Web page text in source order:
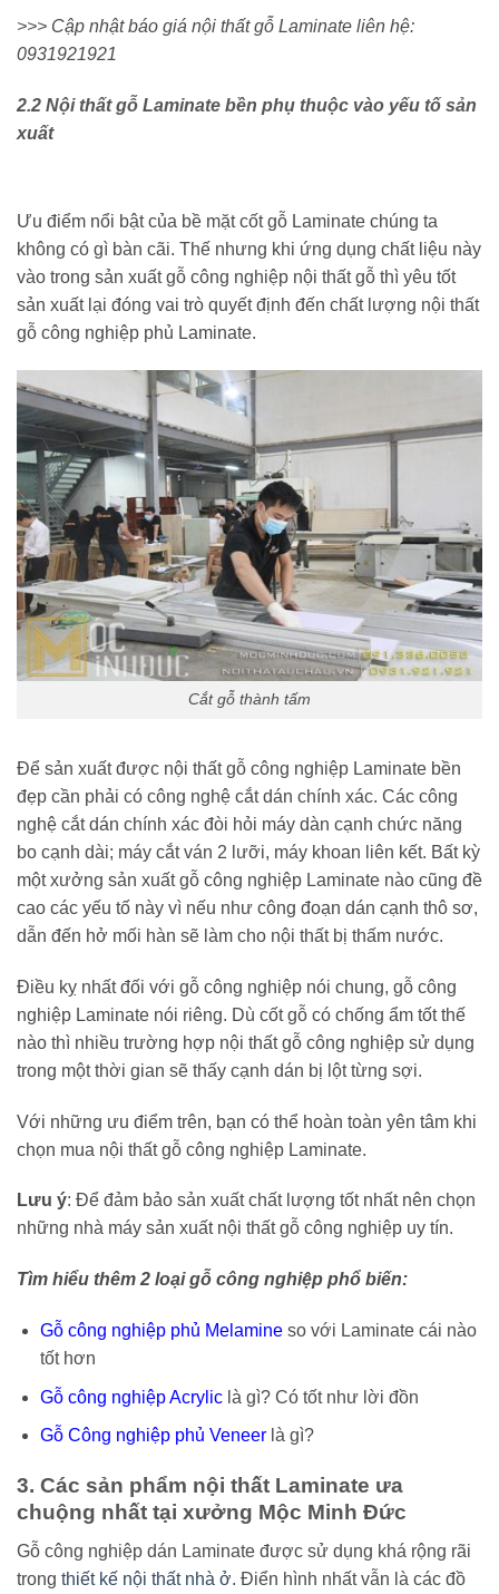
>>> Cập nhật báo giá nội thất gỗ Laminate liên hệ:
0931921921
2.2 Nội thất gỗ Laminate bền phụ thuộc vào yếu tố sản
xuất
Ưu điểm nổi bật của bề mặt cốt gỗ Laminate chúng ta
không có gì bàn cãi. Thế nhưng khi ứng dụng chất liệu này
vào trong sản xuất gỗ công nghiệp nội thất gỗ thì yêu tốt
sản xuất lại đóng vai trò quyết định đến chất lượng nội thất
gỗ công nghiệp phủ Laminate.
Cắt gỗ thành tấm
Để sản xuất được nội thất gỗ công nghiệp Laminate bền
đẹp cần phải có công nghệ cắt dán chính xác. Các công
nghệ cắt dán chính xác đòi hỏi máy dàn cạnh chức năng
bo cạnh dài; máy cắt ván 2 lưỡi, máy khoan liên kết. Bất kỳ
một xưởng sản xuất gỗ công nghiệp Laminate nào cũng đề
cao các yếu tố này vì nếu như công đoạn dán cạnh thô sơ,
dẫn đến hở mối hàn sẽ làm cho nội thất bị thấm nước.
Điều kỵ nhất đối với gỗ công nghiệp nói chung, gỗ công
nghiệp Laminate nói riêng. Dù cốt gỗ có chống ẩm tốt thế
nào thì nhiều trường hợp nội thất gỗ công nghiệp sử dụng
trong một thời gian sẽ thấy cạnh dán bị lột từng sợi.
Với những ưu điểm trên, bạn có thể hoàn toàn yên tâm khi
chọn mua nội thất gỗ công nghiệp Laminate.
Lưu ý: Để đảm bảo sản xuất chất lượng tốt nhất nên chọn
những nhà máy sản xuất nội thất gỗ công nghiệp uy tín.
Tìm hiểu thêm 2 loại gỗ công nghiệp phổ biến:
Gỗ công nghiệp phủ Melamineso với Laminate cái nào
tốt hơn
Gỗ công nghiệp Acryliclà gì? Có tốt như lời đồn
Gỗ Công nghiệp phủ Veneerlà gì?
3. Các sản phẩm nội thất Laminate ưa
chuộng nhất tại xưởng Mộc Minh Đức
Gỗ công nghiệp dán Laminate được sử dụng khá rộng rãi
trong thiết kế nội thất nhà ở. Điển hình nhất vẫn là các đồ